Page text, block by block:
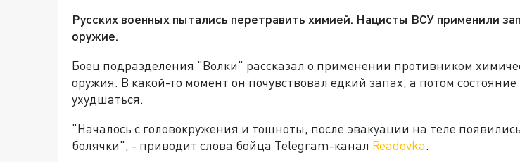
Русских военных пытались перетравить химией. Нацисты ВСУ применили
оружие.
Боец подразделения "Волки" рассказал о применении противником
оружия. В какой-то момент он почувствовал едкий запах, а потом состояние
ухудшаться.
"Началось с головокружения и тошноты, после эвакуации на теле
болячки", - приводит слова бойца Telegram-канал Readovka.